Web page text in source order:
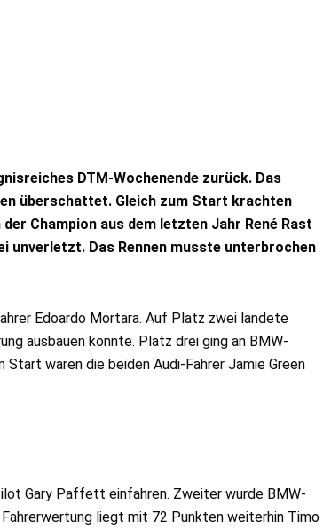
DTM-Wochenende zurück. Das
überschattet. Gleich zum Start krachten
Champion aus dem letzten Jahr René Rast
unverletzt. Das Rennen musste unterbrochen
Edoardo Mortara. Auf Platz zwei landete
ausbauen konnte. Platz drei ging an BMW-
waren die beiden Audi-Fahrer Jamie Green
Gary Paffett einfahren. Zweiter wurde BMW-
liegt mit 72 Punkten weiterhin Timo